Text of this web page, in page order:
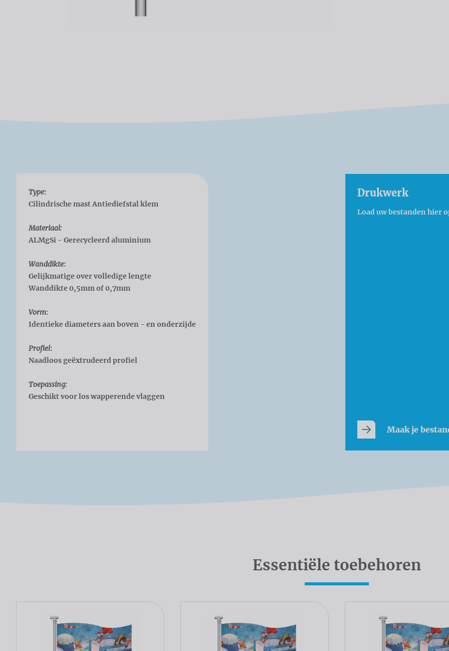
Type:
Cilindrische mast Antiediefstal klem
Materiaal:
ALMgSi - Gerecycleerd aluminium
Wanddikte:
Gelijkmatige over volledige lengte
Wanddikte 0,5mm of 0,7mm
Vorm:
Identieke diameters aan boven - en onderzijde
Profiel:
Naadloos geëxtrudeerd profiel
Toepassing:
Geschikt voor los wapperende vlaggen
Drukwerk
Load uw bestanden hier
Maak je
Essentiële toebehoren